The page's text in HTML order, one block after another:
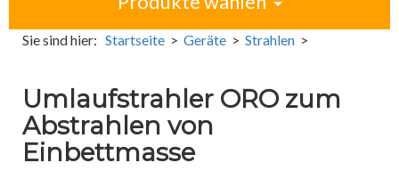
Sie sind hier: Startseite > Geräte > Strahlen >
Umlaufstrahler ORO zum
Abstrahlen von
Einbettmasse